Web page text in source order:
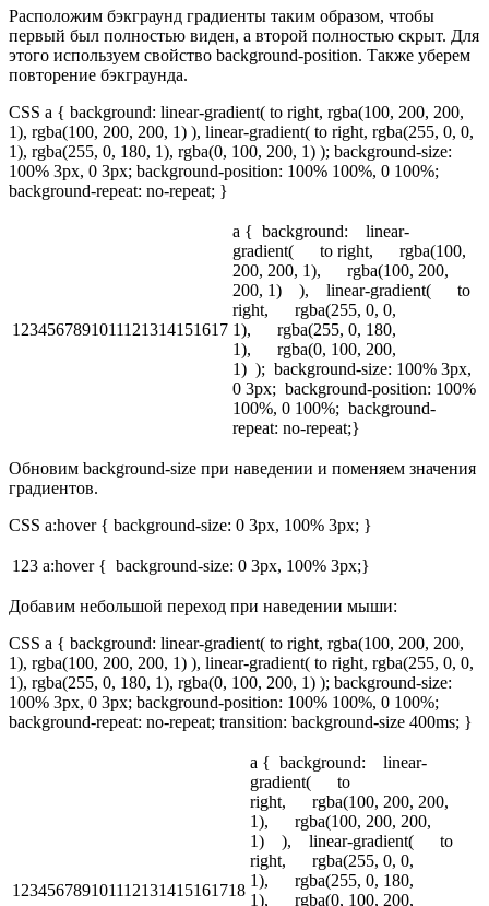
Расположим бэкграунд градиенты таким образом, чтобы
первый был полностью виден, а второй полностью скрыт. Для
этого используем свойство background-position. Также уберем
повторение бэкграунда.
CSS a { background: linear-gradient( to right, rgba(100, 200, 200,
1), rgba(100, 200, 200, 1) ), linear-gradient( to right, rgba(255, 0, 0,
1), rgba(255, 0, 180, 1), rgba(0, 100, 200, 1) ); background-size:
100% 3px, 0 3px; background-position: 100% 100%, 0 100%;
background-repeat: no-repeat; }
1234567891011121314151617
a { background: linear-
gradient( to right, rgba(100,
200, 200, 1), rgba(100, 200,
200, 1) ), linear-gradient( to
right, rgba(255, 0, 0,
1), rgba(255, 0, 180,
1), rgba(0, 100, 200,
1) ); background-size: 100% 3px,
0 3px; background-position: 100%
100%, 0 100%; background-
repeat: no-repeat;}
Обновим background-size при наведении и поменяем значения
градиентов.
CSS a:hover { background-size: 0 3px, 100% 3px; }
123 a:hover { background-size: 0 3px, 100% 3px;}
Добавим небольшой переход при наведении мыши:
CSS a { background: linear-gradient( to right, rgba(100, 200, 200,
1), rgba(100, 200, 200, 1) ), linear-gradient( to right, rgba(255, 0, 0,
1), rgba(255, 0, 180, 1), rgba(0, 100, 200, 1) ); background-size:
100% 3px, 0 3px; background-position: 100% 100%, 0 100%;
background-repeat: no-repeat; transition: background-size 400ms; }
123456789101112131415161718
a { background: linear-
gradient( to
right, rgba(100, 200, 200,
1), rgba(100, 200, 200,
1) ), linear-gradient( to
right, rgba(255, 0, 0,
1), rgba(255, 0, 180,
1), rgba(0, 100, 200,